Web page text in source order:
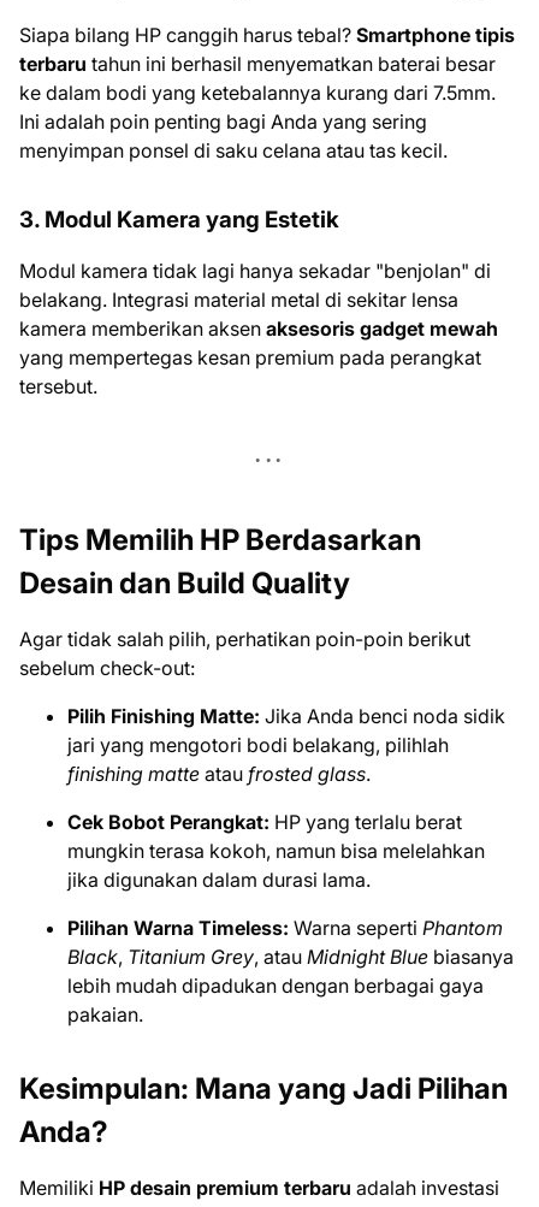
Siapa bilang HP canggih harus tebal? Smartphone tipis
terbaru tahun ini berhasil menyematkan baterai besar
ke dalam bodi yang ketebalannya kurang dari 7.5mm.
Ini adalah poin penting bagi Anda yang sering
menyimpan ponsel di saku celana atau tas kecil.
3. Modul Kamera yang Estetik
Modul kamera tidak lagi hanya sekadar "benjolan" di
belakang. Integrasi material metal di sekitar lensa
kamera memberikan aksen aksesoris gadget mewah
yang mempertegas kesan premium pada perangkat
tersebut.
Tips Memilih HP Berdasarkan
Desain dan Build Quality
Agar tidak salah pilih, perhatikan poin-poin berikut
sebelum check-out:
Pilih Finishing Matte: Jika Anda benci noda sidik
jari yang mengotori bodi belakang, pilihlah
finishing matte atau frosted glass.
Cek Bobot Perangkat: HP yang terlalu berat
mungkin terasa kokoh, namun bisa melelahkan
jika digunakan dalam durasi lama.
Pilihan Warna Timeless: Warna seperti Phantom
Black, Titanium Grey, atau Midnight Blue biasanya
lebih mudah dipadukan dengan berbagai gaya
pakaian.
Kesimpulan: Mana yang Jadi Pilihan
Anda?
Memiliki HP desain premium terbaru adalah investasi